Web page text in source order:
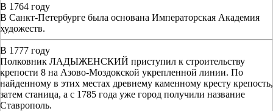
В 1764 году
В Санкт-Петербурге была основана Императорская Академия
художеств.
В 1777 году
Полковник ЛАДЫЖЕНСКИЙ приступил к строительству
крепости 8 на Азово-Моздокской укрепленной линии. По
найденному в этих местах древнему каменному кресту крепость,
затем станица, а с 1785 года уже город получили название
Ставрополь.